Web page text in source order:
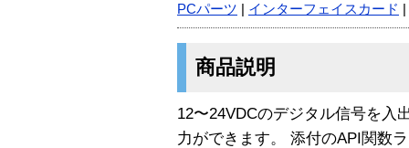
PCパーツ インターフェイスカード
商品説明
12〜24VDCのデジタル信号を入
力ができます。 添付のAPI関数